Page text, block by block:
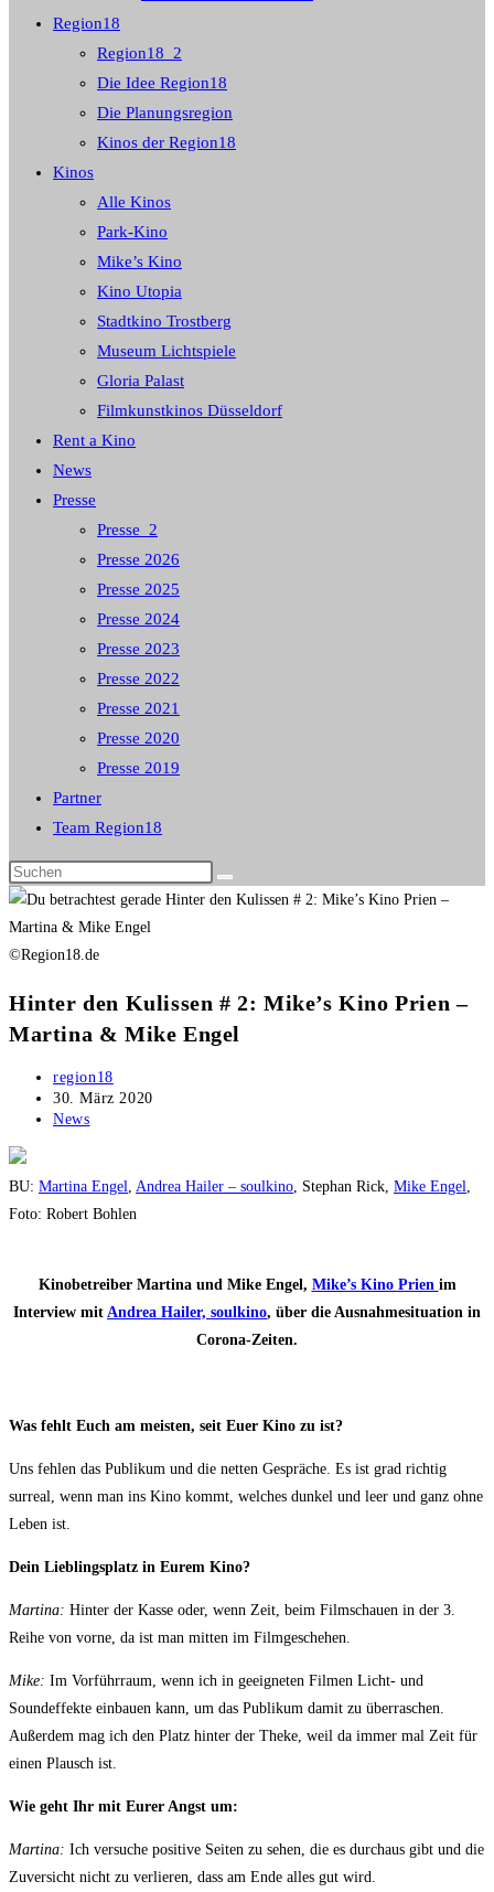
Region18
Region18_2
Die Idee Region18
Die Planungsregion
Kinos der Region18
Kinos
Alle Kinos
Park-Kino
Mike’s Kino
Kino Utopia
Stadtkino Trostberg
Museum Lichtspiele
Gloria Palast
Filmkunstkinos Düsseldorf
Rent a Kino
News
Presse
Presse_2
Presse 2026
Presse 2025
Presse 2024
Presse 2023
Presse 2022
Presse 2021
Presse 2020
Presse 2019
Partner
Team Region18
Diese
Website
durchsuchen
©Region18.de
Hinter den Kulissen # 2: Mike’s Kino Prien –
Martina & Mike Engel
Beitrags-
Autor:
region18
Beitrag
veröffentlicht:
30. März 2020
Beitrags-
News
BU: Martina Engel, Andrea Hailer – soulkino, Stephan Rick, Mike Engel,
Foto: Robert Bohlen
Kinobetreiber Martina und Mike Engel, Mike’s Kino Prien im
Interview mit Andrea Hailer, soulkino, über die Ausnahmesituation in
Corona-Zeiten.
Was fehlt Euch am meisten, seit Euer Kino zu ist?
Uns fehlen das Publikum und die netten Gespräche. Es ist grad richtig
surreal, wenn man ins Kino kommt, welches dunkel und leer und ganz ohne
Leben ist.
Dein Lieblingsplatz in Eurem Kino?
Martina: Hinter der Kasse oder, wenn Zeit, beim Filmschauen in der 3.
Reihe von vorne, da ist man mitten im Filmgeschehen.
Mike: Im Vorführraum, wenn ich in geeigneten Filmen Licht- und
Soundeffekte einbauen kann, um das Publikum damit zu überraschen.
Außerdem mag ich den Platz hinter der Theke, weil da immer mal Zeit für
einen Plausch ist.
Wie geht Ihr mit Eurer Angst um:
Martina: Ich versuche positive Seiten zu sehen, die es durchaus gibt und die
Zuversicht nicht zu verlieren, dass am Ende alles gut wird.